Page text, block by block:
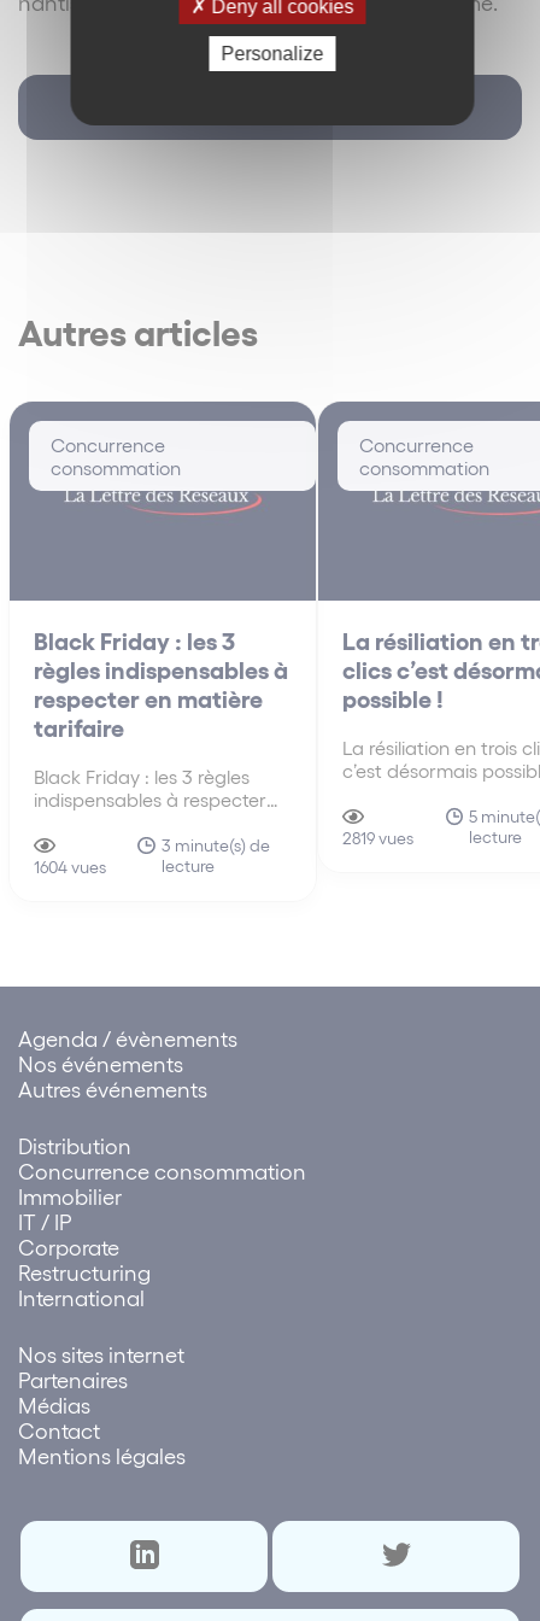
Autres articles
Concurrence
consommation
Black Friday : les 3
règles indispensables à
respecter en matière
tarifaire
Black Friday : les 3 règles
indispensables à respecter
« Black Friday » (ou
« vendredi noir » en français)
(le dernier…
1604 vues
3 minute(s) de
lecture
Concurrence
consommation
La résiliation en
clics c’est
possible !
La résiliation en trois
c’est désormais
respecter les
réglementation
2819 vues
5
lecture
Agenda / évènements
Nos événements
Autres événements
Distribution
Concurrence consommation
Immobilier
IT / IP
Corporate
Restructuring
International
Nos sites internet
Partenaires
Médias
Contact
Mentions légales
Deny all cookies
Personalize